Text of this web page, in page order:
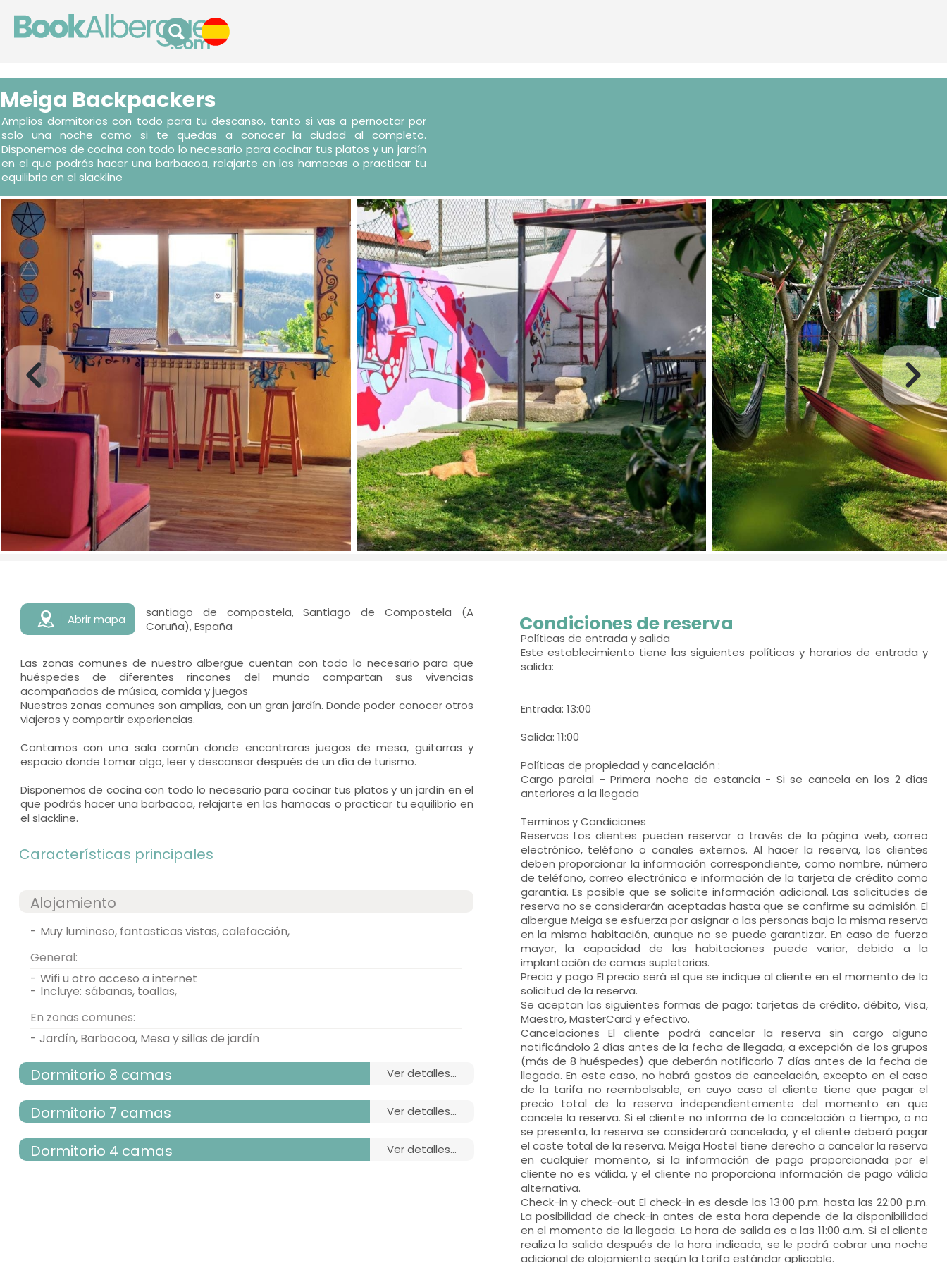
Meiga Backpackers
Amplios dormitorios con todo para tu descanso, tanto si vas a pernoctar por
solo una noche como si te quedas a conocer la ciudad al completo.
Disponemos de cocina con todo lo necesario para cocinar tus platos y un jardín
en el que podrás hacer una barbacoa, relajarte en las hamacas o practicar tu
equilibrio en el slackline
Abrir mapa
santiago de compostela, Santiago de Compostela (A
Coruña), España
Las zonas comunes de nuestro albergue cuentan con todo lo necesario para que
huéspedes de diferentes rincones del mundo compartan sus vivencias
acompañados de música, comida y juegos
Nuestras zonas comunes son amplias, con un gran jardín. Donde poder conocer otros
viajeros y compartir experiencias.
Contamos con una sala común donde encontraras juegos de mesa, guitarras y
espacio donde tomar algo, leer y descansar después de un día de turismo.
Disponemos de cocina con todo lo necesario para cocinar tus platos y un jardín en el
que podrás hacer una barbacoa, relajarte en las hamacas o practicar tu equilibrio en
el slackline.
Características principales
Alojamiento
-
muy luminoso, fantasticas vistas, calefacción,
General:
-
wifi u otro acceso a internet
- incluye: sábanas, toallas,
En zonas comunes:
- Jardín, Barbacoa, Mesa y sillas de jardín
Dormitorio 8 camas ver detalles...
habitación con tres camas
Dormitorio 7 camas ver detalles...
habitación con varias camas
Dormitorio 4 camas ver detalles...
Condiciones de reserva
Políticas de entrada y salida
Este establecimiento tiene las siguientes políticas y horarios de entrada y
salida:
Entrada: 13:00
Salida: 11:00
Políticas de propiedad y cancelación :
Cargo parcial - Primera noche de estancia - Si se cancela en los 2 días
anteriores a la llegada
Terminos y Condiciones
Reservas Los clientes pueden reservar a través de la página web, correo
electrónico, teléfono o canales externos. Al hacer la reserva, los clientes
deben proporcionar la información correspondiente, como nombre, número
de teléfono, correo electrónico e información de la tarjeta de crédito como
garantía. Es posible que se solicite información adicional. Las solicitudes de
reserva no se considerarán aceptadas hasta que se confirme su admisión. El
albergue Meiga se esfuerza por asignar a las personas bajo la misma reserva
en la misma habitación, aunque no se puede garantizar. En caso de fuerza
mayor, la capacidad de las habitaciones puede variar, debido a la
implantación de camas supletorias.
Precio y pago El precio será el que se indique al cliente en el momento de la
solicitud de la reserva.
Se aceptan las siguientes formas de pago: tarjetas de crédito, débito, Visa,
Maestro, MasterCard y efectivo.
Cancelaciones El cliente podrá cancelar la reserva sin cargo alguno
notificándolo 2 días antes de la fecha de llegada, a excepción de los grupos
(más de 8 huéspedes) que deberán notificarlo 7 días antes de la fecha de
llegada. En este caso, no habrá gastos de cancelación, excepto en el caso
de la tarifa no reembolsable, en cuyo caso el cliente tiene que pagar el
precio total de la reserva independientemente del momento en que
cancele la reserva. Si el cliente no informa de la cancelación a tiempo, o no
se presenta, la reserva se considerará cancelada, y el cliente deberá pagar
el coste total de la reserva. Meiga Hostel tiene derecho a cancelar la reserva
en cualquier momento, si la información de pago proporcionada por el
cliente no es válida, y el cliente no proporciona información de pago válida
alternativa.
Check-in y check-out El check-in es desde las 13:00 p.m. hasta las 22:00 p.m.
La posibilidad de check-in antes de esta hora depende de la disponibilidad
en el momento de la llegada. La hora de salida es a las 11:00 a.m. Si el cliente
realiza la salida después de la hora indicada, se le podrá cobrar una noche
adicional de alojamiento según la tarifa estándar aplicable.